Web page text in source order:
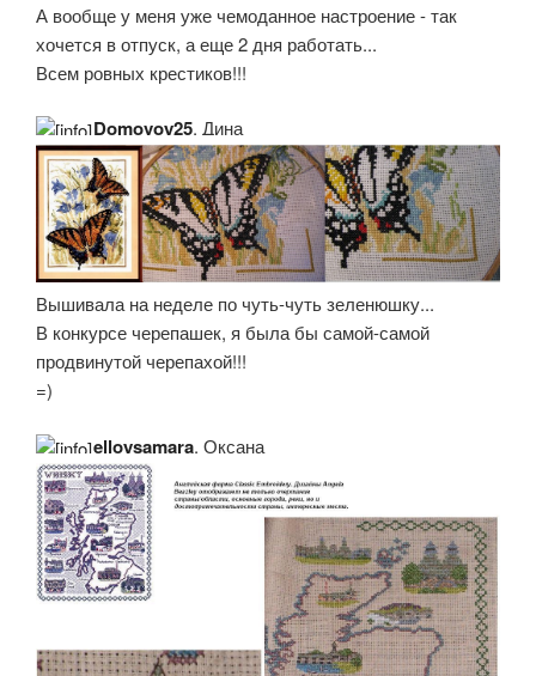
А вообще у меня уже чемоданное настроение - так
хочется в отпуск, а еще 2 дня работать...
Всем ровных крестиков!!!
Domovoy25, Дина
Вышивала на неделе по чуть-чуть зеленюшку...
В конкурсе черепашек, я была бы самой-самой
продвинутой черепахой!!!
=)
elloysamara, Оксана